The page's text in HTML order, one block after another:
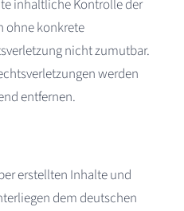
inhaltliche Kontrolle der
ohne konkrete
nicht zumutbar.
werden
entfernen.
erstellten Inhalte und
dem deutschen